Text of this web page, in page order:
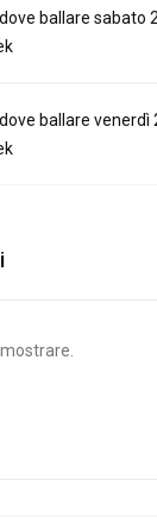
ballare sabato
ballare venerdì